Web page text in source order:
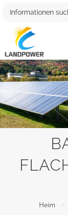
Heim /